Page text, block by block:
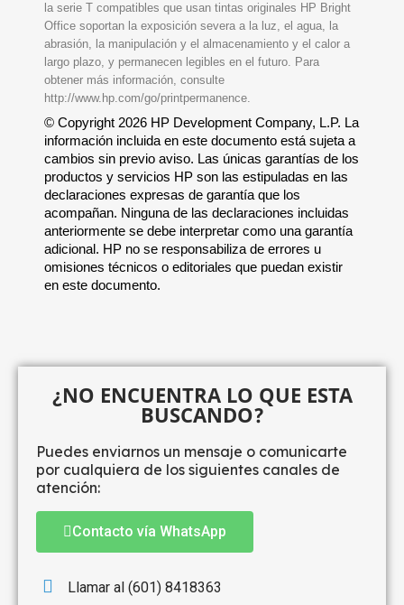
la serie T compatibles que usan tintas originales HP Bright
Office soportan la exposición severa a la luz, el agua, la
abrasión, la manipulación y el almacenamiento y el calor a
largo plazo, y permanecen legibles en el futuro. Para
obtener más información, consulte
http://www.hp.com/go/printpermanence.
© Copyright 2026 HP Development Company, L.P. La
información incluida en este documento está sujeta a
cambios sin previo aviso. Las únicas garantías de los
productos y servicios HP son las estipuladas en las
declaraciones expresas de garantía que los
acompañan. Ninguna de las declaraciones incluidas
anteriormente se debe interpretar como una garantía
adicional. HP no se responsabiliza de errores u
omisiones técnicos o editoriales que puedan existir
en este documento.
¿NO ENCUENTRA LO QUE ESTA
BUSCANDO?
Puedes enviarnos un mensaje o comunicarte
por cualquiera de los siguientes canales de
atención:
Contacto vía WhatsApp
Llamar al (601) 8418363